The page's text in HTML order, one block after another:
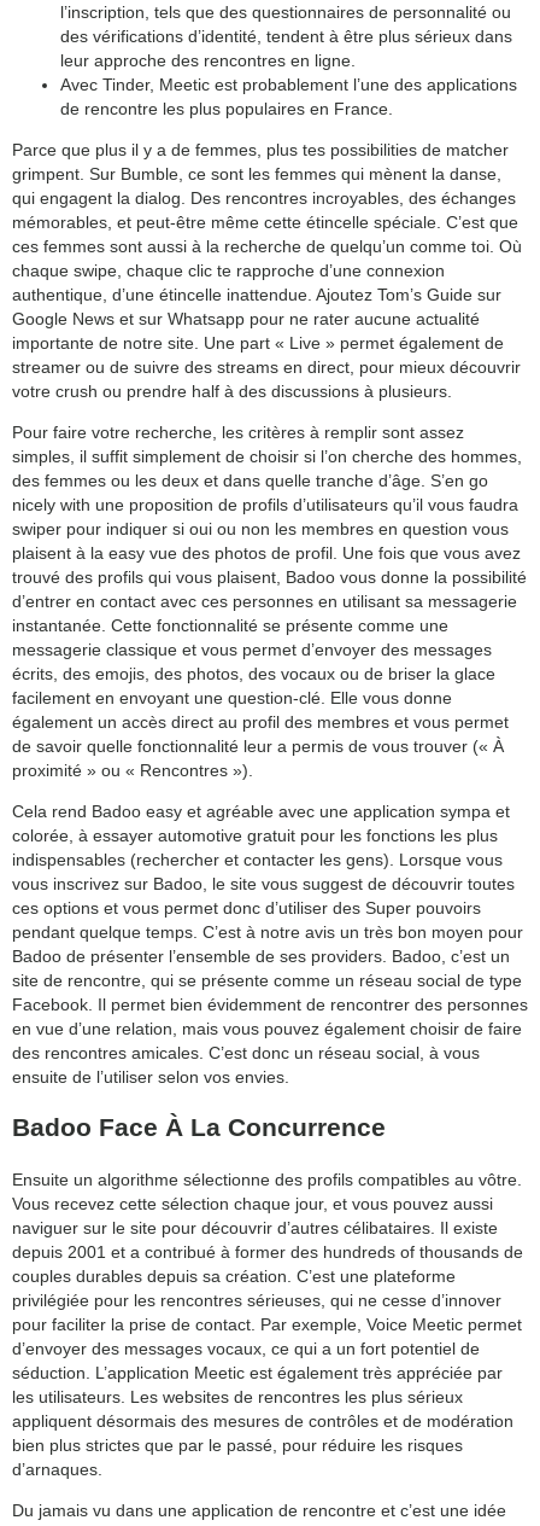
l’inscription, tels que des questionnaires de personnalité ou
des vérifications d’identité, tendent à être plus sérieux dans
leur approche des rencontres en ligne.
Avec Tinder, Meetic est probablement l’une des applications
de rencontre les plus populaires en France.
Parce que plus il y a de femmes, plus tes possibilities de matcher
grimpent. Sur Bumble, ce sont les femmes qui mènent la danse,
qui engagent la dialog. Des rencontres incroyables, des échanges
mémorables, et peut-être même cette étincelle spéciale. C’est que
ces femmes sont aussi à la recherche de quelqu’un comme toi. Où
chaque swipe, chaque clic te rapproche d’une connexion
authentique, d’une étincelle inattendue. Ajoutez Tom’s Guide sur
Google News et sur Whatsapp pour ne rater aucune actualité
importante de notre site. Une part « Live » permet également de
streamer ou de suivre des streams en direct, pour mieux découvrir
votre crush ou prendre half à des discussions à plusieurs.
Pour faire votre recherche, les critères à remplir sont assez
simples, il suffit simplement de choisir si l’on cherche des hommes,
des femmes ou les deux et dans quelle tranche d’âge. S’en go
nicely with une proposition de profils d’utilisateurs qu’il vous faudra
swiper pour indiquer si oui ou non les membres en question vous
plaisent à la easy vue des photos de profil. Une fois que vous avez
trouvé des profils qui vous plaisent, Badoo vous donne la possibilité
d’entrer en contact avec ces personnes en utilisant sa messagerie
instantanée. Cette fonctionnalité se présente comme une
messagerie classique et vous permet d’envoyer des messages
écrits, des emojis, des photos, des vocaux ou de briser la glace
facilement en envoyant une question-clé. Elle vous donne
également un accès direct au profil des membres et vous permet
de savoir quelle fonctionnalité leur a permis de vous trouver (« À
proximité » ou « Rencontres »).
Cela rend Badoo easy et agréable avec une application sympa et
colorée, à essayer automotive gratuit pour les fonctions les plus
indispensables (rechercher et contacter les gens). Lorsque vous
vous inscrivez sur Badoo, le site vous suggest de découvrir toutes
ces options et vous permet donc d’utiliser des Super pouvoirs
pendant quelque temps. C’est à notre avis un très bon moyen pour
Badoo de présenter l’ensemble de ses providers. Badoo, c’est un
site de rencontre, qui se présente comme un réseau social de type
Facebook. Il permet bien évidemment de rencontrer des personnes
en vue d’une relation, mais vous pouvez également choisir de faire
des rencontres amicales. C’est donc un réseau social, à vous
ensuite de l’utiliser selon vos envies.
Badoo Face À La Concurrence
Ensuite un algorithme sélectionne des profils compatibles au vôtre.
Vous recevez cette sélection chaque jour, et vous pouvez aussi
naviguer sur le site pour découvrir d’autres célibataires. Il existe
depuis 2001 et a contribué à former des hundreds of thousands de
couples durables depuis sa création. C’est une plateforme
privilégiée pour les rencontres sérieuses, qui ne cesse d’innover
pour faciliter la prise de contact. Par exemple, Voice Meetic permet
d’envoyer des messages vocaux, ce qui a un fort potentiel de
séduction. L’application Meetic est également très appréciée par
les utilisateurs. Les websites de rencontres les plus sérieux
appliquent désormais des mesures de contrôles et de modération
bien plus strictes que par le passé, pour réduire les risques
d’arnaques.
Du jamais vu dans une application de rencontre et c’est une idée